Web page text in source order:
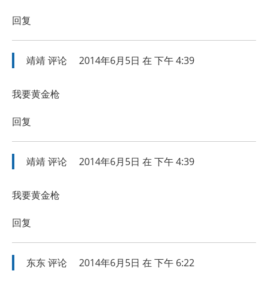
回复
靖靖评论 2014年6月5日 在 下午 4:39
我要黄金枪
回复
靖靖评论 2014年6月5日 在 下午 4:39
我要黄金枪
回复
东东评论 2014年6月5日 在 下午 6:22